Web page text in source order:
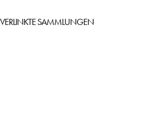
VERLINKTE SAMMLUNGEN